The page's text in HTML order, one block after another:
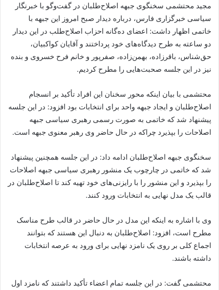
مجید محتشمی سخنگوی جبهه اصلاح‌طلبان در گفت‌وگو با خبرنگار
سیاسی خبرگزاری فارس، درباره دیدار صبح امروز این جبهه با
خاتمی اظهار داشت: اعضای ده‌گانه احزاب اصلاح‌طلب در این دیدار
دو ساعته به طرح دیدگاه‌های خود پرداختند و آقایان کواکبیان،
حق‌شناس، باقرزاده، بهمن‌زاده، صفرپور و خانم فرح خسروی و بنده
نیز در این جلسه صحبت‌هایی را مطرح کردیم.
محتشمی با بیان اینکه محور سخنان این افراد تأکید بر انسجام
اصلاح‌طلبان و ایجاد جبهه واحد برای انتخابات بود افزود: در این جلسه
پیشنهاد شد که خاتمی به صورت رسمی رهبری سیاسی جبهه
اصلاحات را بپذیرد چراکه در حال حاضر وی رهبر معنوی جبهه است.
سخنگوی جبهه اصلاح‌طلبان ادامه داد: در این جلسه همچنین پیشنهاد
شد که خاتمی در چارچوب یک منشور رهبری سیاسی جبهه اصلاحات
را بپذیرد و این منشور را با رایزنی‌های خود تهیه کند تا اصلاح‌طلبان در
قالب یک مدل نهایی به انتخابات ورود کنند.
وی با اشاره به اینکه این مدل در حال حاضر در قالب طرح مناسک
مطرح است، افزود: اصلاح‌طلبان به دنبال این هستند که بتوانند
اجماع کلی بر روی یک نامزد نهایی برای ورود به عرصه انتخابات
داشته باشند.
محتشمی گفت: در این جلسه تمام اعضاء تأکید داشتند که نامزد اول